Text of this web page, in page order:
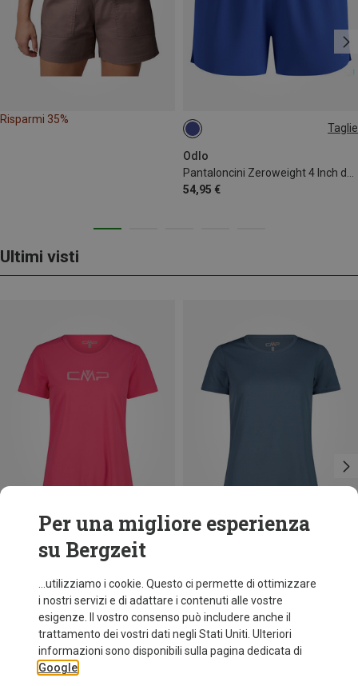
Risparmi 35%
Taglie
Odlo
54,95 €
XS
Ultimi visti
Risparmi 34%
CMP
Maglietta funzionale donna
9,95 €
Per una migliore esperienza
su Bergzeit
...utilizziamo i cookie. Questo ci permette di ottimizzare
i nostri servizi e di adattare i contenuti alle vostre
esigenze. Il vostro consenso può includere anche il
trattamento dei vostri dati negli Stati Uniti. Ulteriori
informazioni sono disponibili sulla pagina dedicata di
Google